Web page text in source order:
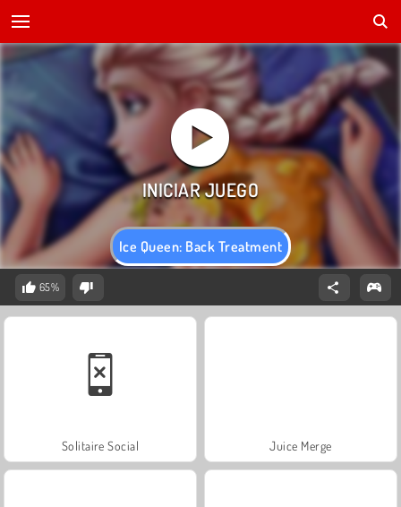
Ice Queen: Back Treatment
65%
Solitaire Social Juice Merge